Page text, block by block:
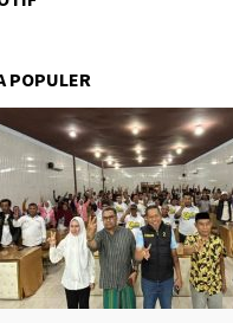
POPULER